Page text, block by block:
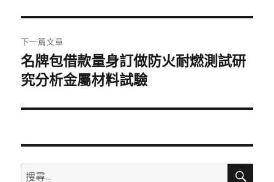
覽
文
章:
下一篇文章
下
一
文
名牌包借款量身訂做防火耐燃測試研
究分析金屬材料試驗
搜
搜